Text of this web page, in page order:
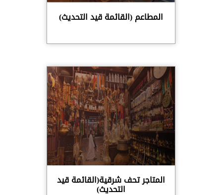
المطاعم (القائمة قيد التحديث)
المتاجر تحف شرقية(القائمة قيد
التحديث)